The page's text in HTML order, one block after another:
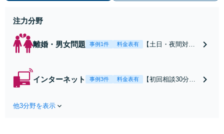
注力分野
離婚・男女問題 事例1件 料金表有
【土日・夜間対応
れたら、サインす
インターネット 事例3件 料金表有
【初回相談30分無
他3分野を表示